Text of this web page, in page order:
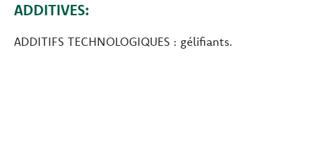
ADDITIVES:
ADDITIFS TECHNOLOGIQUES : gélifiants.